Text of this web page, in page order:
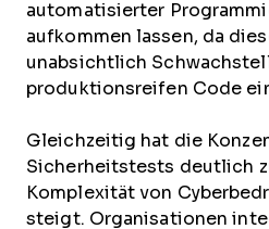
automatisierter
aufkommen lassen, da
unabsichtlich
produktionsreifen Code
Gleichzeitig hat die
Sicherheitstests deutlich
Komplexität von
steigt. Organisationen